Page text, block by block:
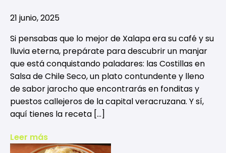
21 junio, 2025
Si pensabas que lo mejor de Xalapa era su café y su
lluvia eterna, prepárate para descubrir un manjar
que está conquistando paladares: las Costillas en
Salsa de Chile Seco, un plato contundente y lleno
de sabor jarocho que encontrarás en fonditas y
puestos callejeros de la capital veracruzana. Y sí,
aquí tienes la receta […]
Leer más